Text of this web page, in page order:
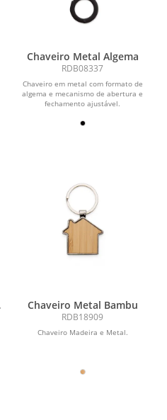
Chaveiro Metal Algema
RDB08337
Chaveiro em metal com formato de
algema e mecanismo de abertura e
fechamento ajustável.
Chaveiro Metal Bambu
RDB18909
Chaveiro Madeira e Metal.